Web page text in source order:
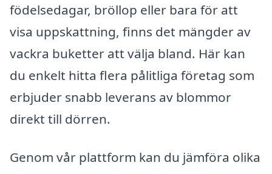
födelsedagar, bröllop eller bara för att
visa uppskattning, finns det mängder av
vackra buketter att välja bland. Här kan
du enkelt hitta flera pålitliga företag som
erbjuder snabb leverans av blommor
direkt till dörren.
Genom vår plattform kan du jämföra olika